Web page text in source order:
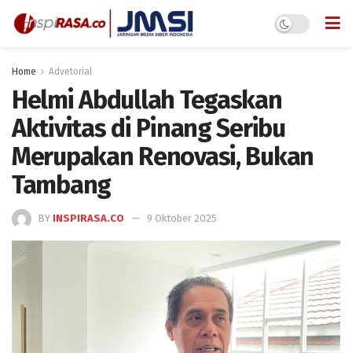
Home Advetorial
Helmi Abdullah Tegaskan
Aktivitas di Pinang Seribu
Merupakan Renovasi, Bukan
Tambang
BY INSPIRASA.CO 9 Oktober 2025